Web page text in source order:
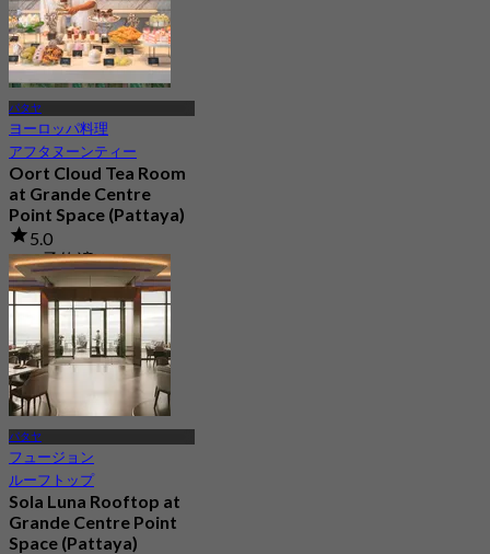
パタヤ
ヨーロッパ料理
アフタヌーンティー
Oort Cloud Tea Room
at Grande Centre
Point Space (Pattaya)
5.0
235 予約済み
から฿ 499.5
パタヤ
フュージョン
ルーフトップ
Sola Luna Rooftop at
Grande Centre Point
Space (Pattaya)